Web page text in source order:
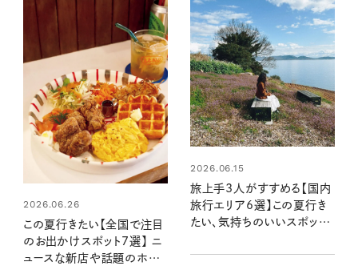
2026.06.26
この夏行きたい【全国で注目
のお出かけスポット7選】 ニ
ュースな新店や話題のホテ
2026.06.15
旅上手3人がすすめる【国内
旅行エリア6選】この夏行き
たい、気持ちのいいスポット